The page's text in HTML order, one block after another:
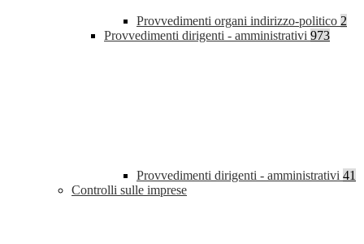
Provvedimenti organi indirizzo-politico 2
Provvedimenti dirigenti - amministrativi 973
Provvedimenti dirigenti - amministrativi 41
Controlli sulle imprese